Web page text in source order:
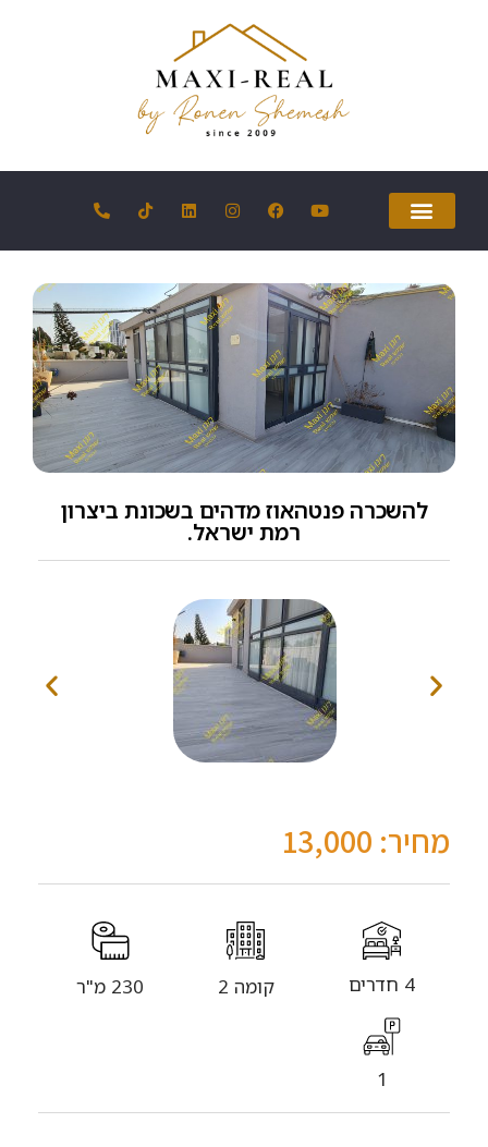
להשכרה פנטהאוז מדהים בשכונת ביצרון
רמת ישראל.
מחיר: 13,000
4 חדרים קומה 2 230 מ"ר
1